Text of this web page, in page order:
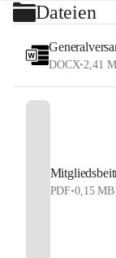
⏰ Nennschluss: 27.
Jetzt anmelden und
Sommerstimmung
Dateien
DOCX•2,41
PDF•0,15 MB